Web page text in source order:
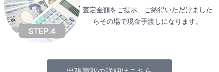
査定金額をご提示、ご納得いただけました
らその場で現金手渡しになります。